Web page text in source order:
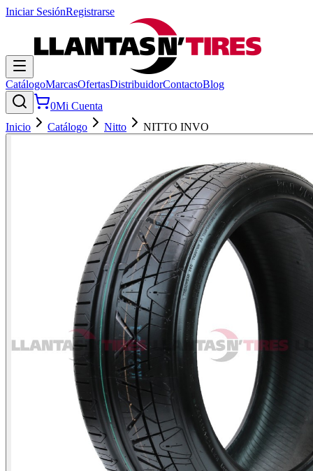
Iniciar SesiónRegistrarse
CatálogoMarcasOfertasDistribuidorContactoBlog
0Mi Cuenta
Inicio
Catálogo Nitto NITTO INVO